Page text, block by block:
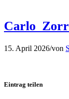
15. April 2026/von
Eintrag teilen